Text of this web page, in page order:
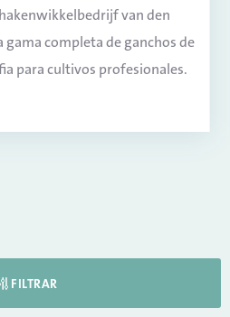
van den
completa de ganchos de
para cultivos profesionales.
FILTRAR